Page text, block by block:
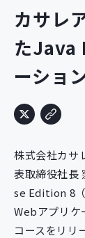
サービス
プロダクト開
クラウド導入
システム構築
研修サービス
カスタマイズ
新規開発サー
パッケージ開発
カサレ
たJava
ーショ
株式会社カサ
表取締役社
se Edition 8
Webアプリケ
コースをリリ